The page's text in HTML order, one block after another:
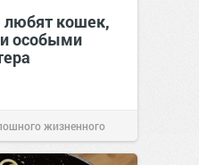
кошек,
особыми
жизненного
2026